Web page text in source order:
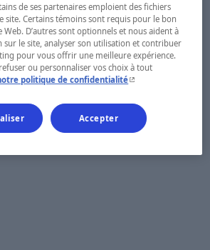
de ses partenaires emploient des fichiers
site. Certains témoins sont requis pour le bon
D’autres sont optionnels et nous aident à
le site, analyser son utilisation et contribuer
pour vous offrir une meilleure expérience.
ou personnaliser vos choix à tout
politique de confidentialité- Cet hyperlien
Accepter